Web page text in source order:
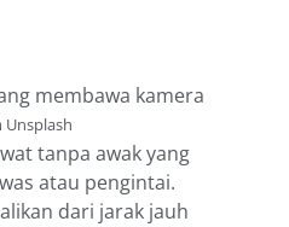
Unsplash
tanpa awak yang
atau pengintai.
dari jarak jauh